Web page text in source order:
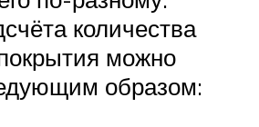
количества
можно
образом: